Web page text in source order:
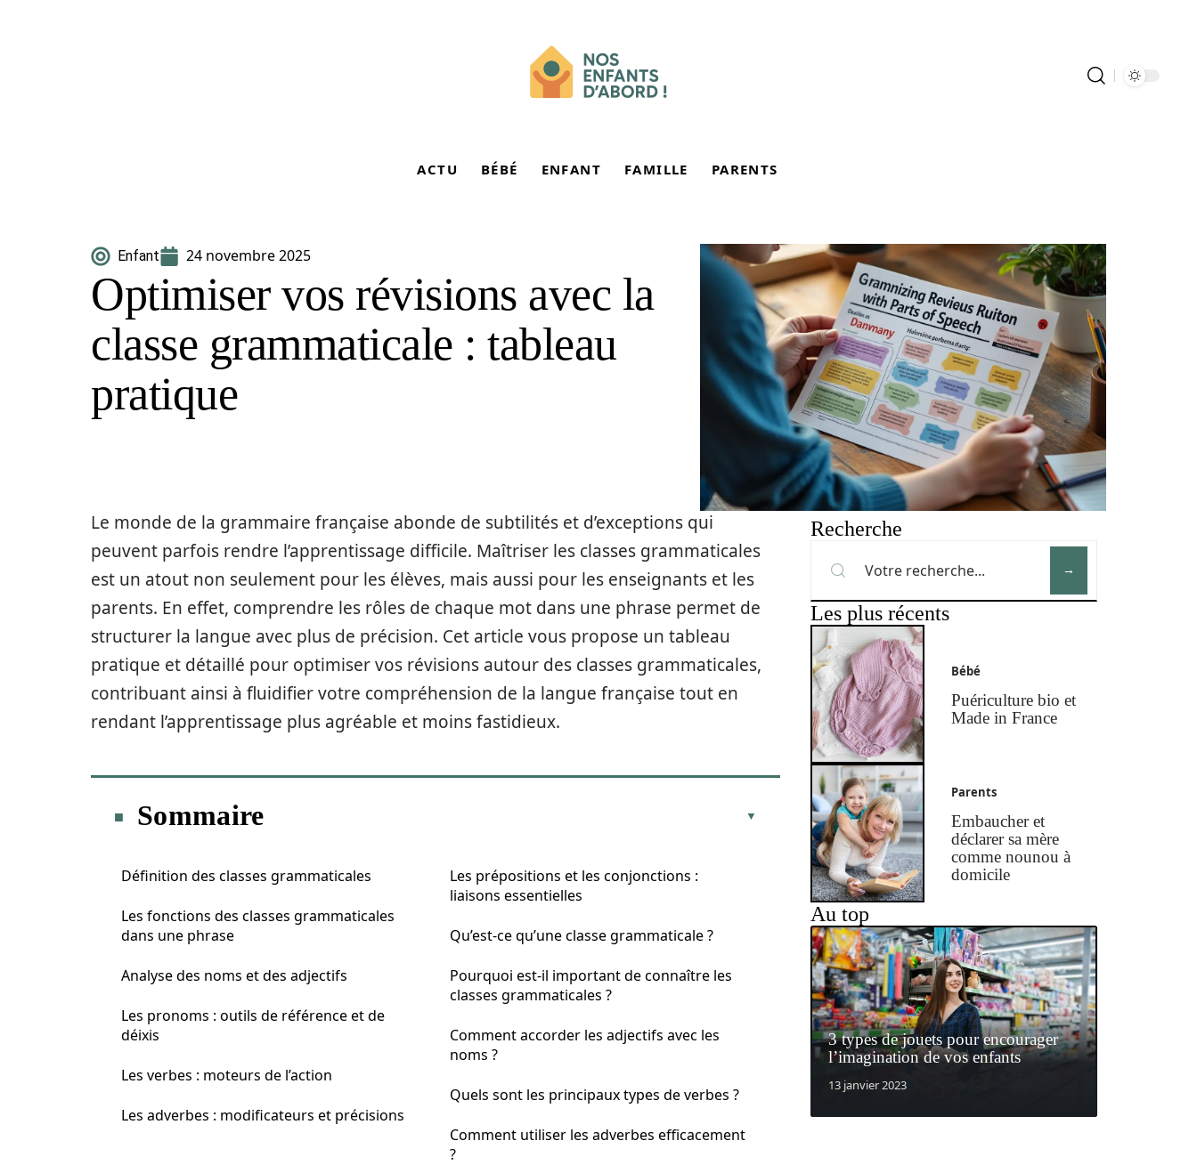
ACTU BÉBÉ ENFANT FAMILLE PARENTS
Enfant 24 novembre 2025
Optimiser vos révisions avec la
classe grammaticale : tableau
pratique
Le monde de la grammaire française abonde de subtilités et d’exceptions qui
peuvent parfois rendre l’apprentissage difficile. Maîtriser les classes grammaticales
est un atout non seulement pour les élèves, mais aussi pour les enseignants et les
parents. En effet, comprendre les rôles de chaque mot dans une phrase permet de
structurer la langue avec plus de précision. Cet article vous propose un tableau
pratique et détaillé pour optimiser vos révisions autour des classes grammaticales,
contribuant ainsi à fluidifier votre compréhension de la langue française tout en
rendant l’apprentissage plus agréable et moins fastidieux.
Sommaire
Définition des classes grammaticales
Les fonctions des classes grammaticales
dans une phrase
Analyse des noms et des adjectifs
Les pronoms : outils de référence et de
déixis
Les verbes : moteurs de l’action
Les adverbes : modificateurs et précisions
Les prépositions et les conjonctions :
liaisons essentielles
Qu’est-ce qu’une classe grammaticale ?
Pourquoi est-il important de connaître les
classes grammaticales ?
Comment accorder les adjectifs avec les
noms ?
Quels sont les principaux types de verbes ?
Comment utiliser les adverbes efficacement
?
Recherche
Les plus récents
Bébé
Puériculture bio et
Made in France
Parents
Embaucher et
déclarer sa mère
comme nounou à
domicile
Au top
3 types de jouets pour encourager
l’imagination de vos enfants
13 janvier 2023